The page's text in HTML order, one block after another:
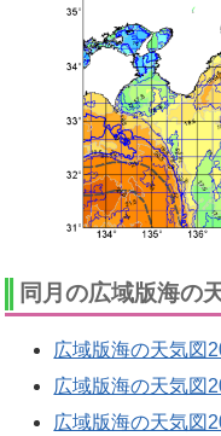
同月の広域版海の
広域版海の天気図
広域版海の天気図
広域版海の天気図